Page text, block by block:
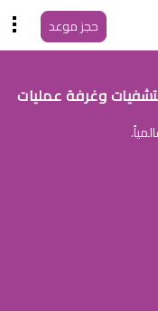
حجز موعد
وغرفة عمليات